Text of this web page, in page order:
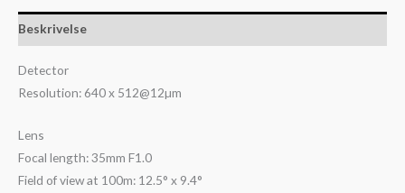
Beskrivelse
Detector
Resolution: 640 x 512@12µm
Lens
Focal length: 35mm F1.0
Field of view at 100m: 12.5° x 9.4°